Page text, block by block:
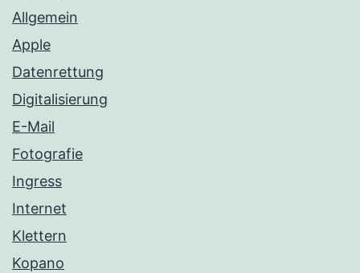
Allgemein
Apple
Datenrettung
Digitalisierung
E-Mail
Fotografie
Ingress
Internet
Klettern
Kopano